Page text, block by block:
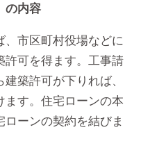
の内容
、市区町村役場などに
許可を得ます。工事請
築許可が下りれば、
ます。住宅ローンの本
ーンの契約を結びま